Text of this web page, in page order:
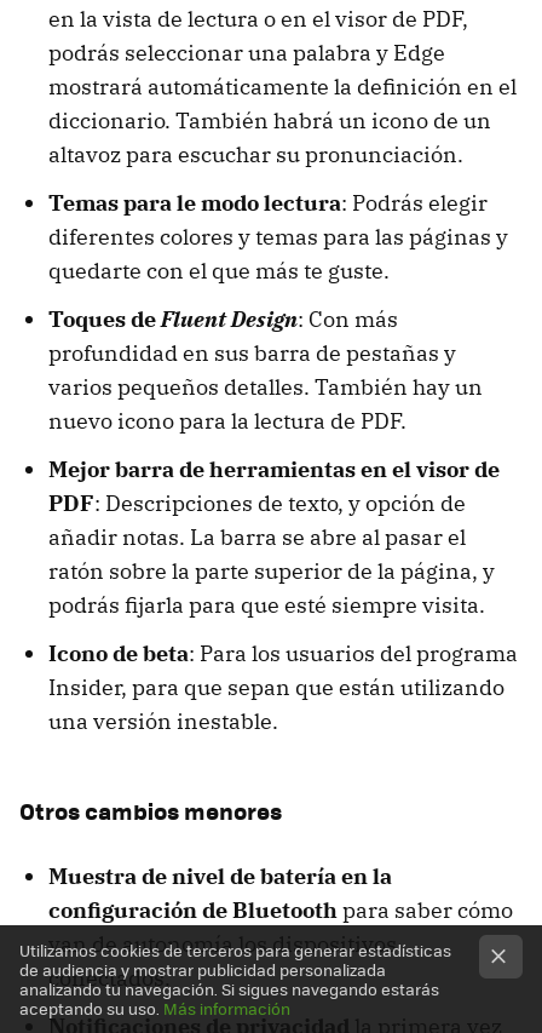
en la vista de lectura o en el visor de PDF,
podrás seleccionar una palabra y Edge
mostrará automáticamente la definición en el
diccionario. También habrá un icono de un
altavoz para escuchar su pronunciación.
Temas para le modo lectura: Podrás elegir
diferentes colores y temas para las páginas y
quedarte con el que más te guste.
Toques deFluent Design: Con más
profundidad en sus barra de pestañas y
varios pequeños detalles. También hay un
nuevo icono para la lectura de PDF.
Mejor barra de herramientas en el visor de
PDF: Descripciones de texto, y opción de
añadir notas. La barra se abre al pasar el
ratón sobre la parte superior de la página, y
podrás fijarla para que esté siempre visita.
Icono de beta: Para los usuarios del programa
Insider, para que sepan que están utilizando
una versión inestable.
Otros cambios menores
Muestra de nivel de batería en la
configuración de Bluetoothpara saber cómo
van de autonomía los dispositivos
conectados.
Notificaciones de privacidad la primera vez
Utilizamos cookies de terceros para generar estadísticas
de audiencia y mostrar publicidad personalizada
analizando tu navegación. Si sigues navegando estarás
aceptando su uso. Más información